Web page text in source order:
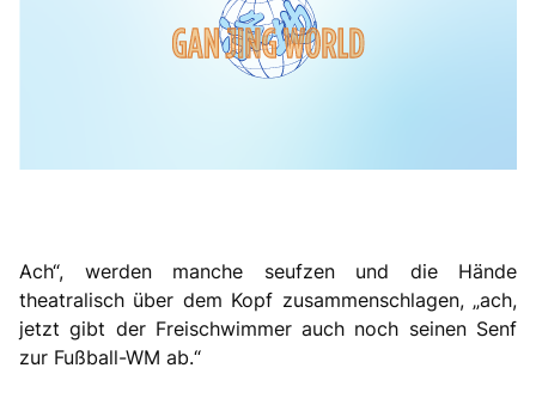
Ach“, werden manche seufzen und die Hände
theatralisch über dem Kopf zusammenschlagen, „ach,
jetzt gibt der Freischwimmer auch noch seinen Senf
zur Fußball-WM ab.“